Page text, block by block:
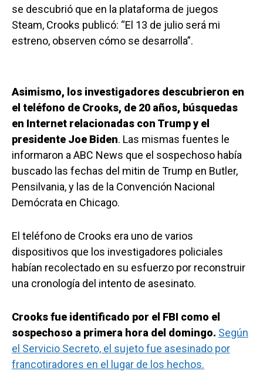
se descubrió que en la plataforma de juegos
Steam, Crooks publicó: “El 13 de julio será mi
estreno, observen cómo se desarrolla”.
Asimismo, los investigadores descubrieron en
el teléfono de Crooks, de 20 años, búsquedas
en Internet relacionadas con Trump y el
presidente Joe Biden. Las mismas fuentes le
informaron a ABC News que el sospechoso había
buscado las fechas del mitin de Trump en Butler,
Pensilvania, y las de la Convención Nacional
Demócrata en Chicago.
El teléfono de Crooks era uno de varios
dispositivos que los investigadores policiales
habían recolectado en su esfuerzo por reconstruir
una cronología del intento de asesinato.
Crooks fue identificado por el FBI como el
sospechoso a primera hora del domingo. Según
el Servicio Secreto, el sujeto fue asesinado por
francotiradores en el lugar de los hechos.